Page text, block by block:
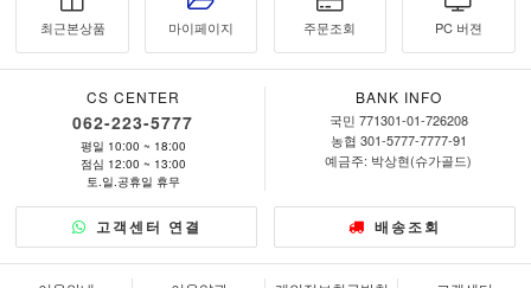
최근본상품 마이페이지 주문조회 PC 버젼
CS CENTER
062-223-5777
평일 10:00 ~ 18:00
점심 12:00 ~ 13:00
토.일.공휴일 휴무
BANK INFO
국민 771301-01-726208
농협 301-5777-7777-91
예금주: 박상현(슈가골드)
고객센터 연결 배송조회